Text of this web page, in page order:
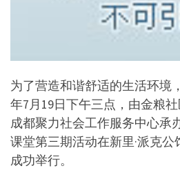
为了营造和谐舒适的生活环境
年7月19日下午三点，由金粮
成都聚力社会工作服务中心承
课堂第三期活动在新里·派克公
成功举行。